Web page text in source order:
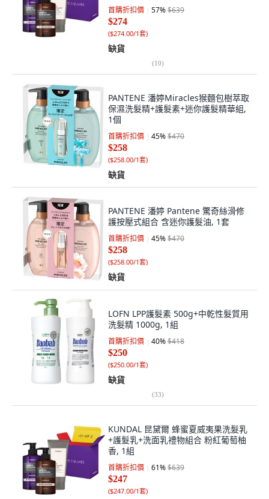
面乳, 1組
首購折扣價 57%$639
$274
($274.00/1套)
缺貨
(10)
PANTENE 潘婷Miracles猴麵包樹萃取
保濕洗髮精+護髮素+迷你護髮精華組,
1個
首購折扣價 45%$470
$258
($258.00/1套)
缺貨
PANTENE 潘婷 Pantene 驚奇絲滑修
護按壓式組合 含迷你護髮油, 1套
首購折扣價 45%$470
$258
($258.00/1套)
缺貨
LOFN LPP護髮素 500g+中乾性髮質用
洗髮精 1000g, 1組
首購折扣價 40%$418
$250
($250.00/1套)
缺貨
(33)
KUNDAL 昆黛爾 蜂蜜夏威夷果洗髮乳
+護髮乳+洗面乳禮物組合 粉紅葡萄柚
香, 1組
首購折扣價 61%$639
$247
($247.00/1套)